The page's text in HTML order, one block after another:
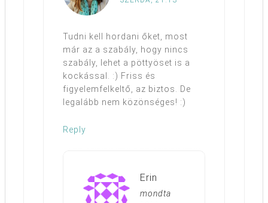
Tudni kell hordani őket, most
már az a szabály, hogy nincs
szabály, lehet a pöttyöset is a
kockással. :) Friss és
figyelemfelkeltő, az biztos. De
legalább nem közönséges! :)
Reply
Erin
mondta